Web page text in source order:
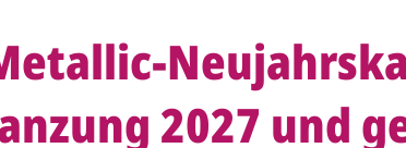
2027 und